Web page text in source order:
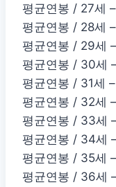
평균연봉 / 27세
평균연봉 / 28세
평균연봉 / 29세
평균연봉 / 30세
평균연봉 / 31세
평균연봉 / 32세
평균연봉 / 33세
평균연봉 / 34세
평균연봉 / 35세
평균연봉 / 36세